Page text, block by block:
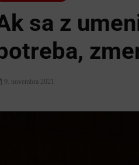
sa z
9. novembra 2021